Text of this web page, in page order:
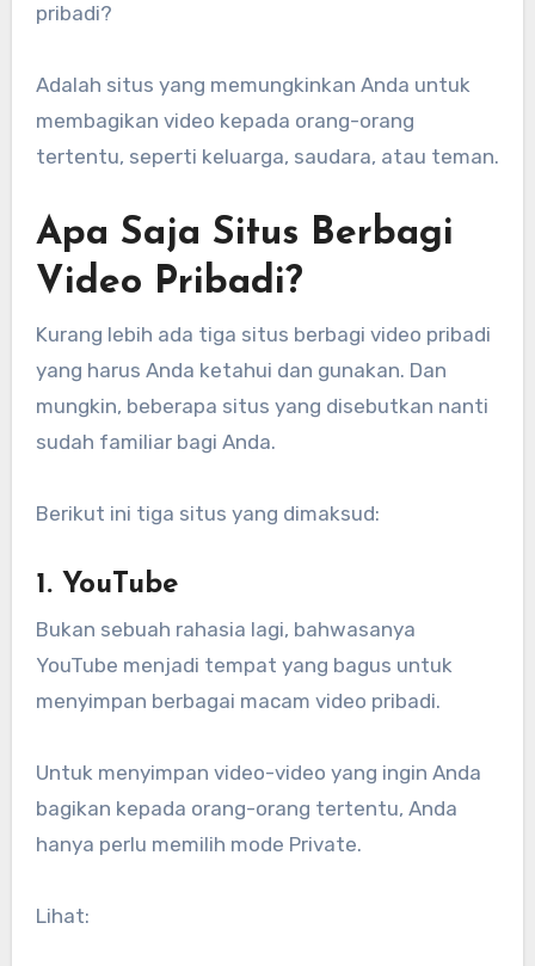
pribadi?
Adalah situs yang memungkinkan Anda untuk
membagikan video kepada orang-orang
tertentu, seperti keluarga, saudara, atau teman.
Apa Saja Situs Berbagi
Video Pribadi?
Kurang lebih ada tiga situs berbagi video pribadi
yang harus Anda ketahui dan gunakan. Dan
mungkin, beberapa situs yang disebutkan nanti
sudah familiar bagi Anda.
Berikut ini tiga situs yang dimaksud:
1. YouTube
Bukan sebuah rahasia lagi, bahwasanya
YouTube menjadi tempat yang bagus untuk
menyimpan berbagai macam video pribadi.
Untuk menyimpan video-video yang ingin Anda
bagikan kepada orang-orang tertentu, Anda
hanya perlu memilih mode Private.
Lihat: